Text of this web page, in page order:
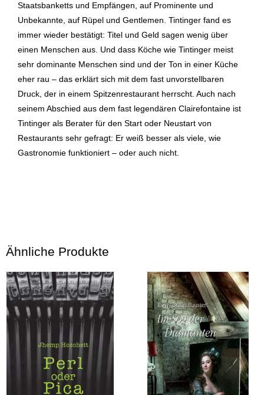
Staatsbanketts und Empfängen, auf Prominente und
Unbekannte, auf Rüpel und Gentlemen. Tintinger fand es
immer wieder bestätigt: Titel und Geld sagen wenig über
einen Menschen aus. Und dass Köche wie Tintinger meist
sehr dominante Menschen sind und der Ton in einer Küche
eher rau – das erklärt sich mit dem fast unvorstellbaren
Druck, der in einem Spitzenrestaurant herrscht. Auch nach
seinem Abschied aus dem fast legendären Clairefontaine ist
Tintinger als Berater für den Start oder Neustart von
Restaurants sehr gefragt: Er weiß besser als viele, wie
Gastronomie funktioniert – oder auch nicht.
Ähnliche Produkte